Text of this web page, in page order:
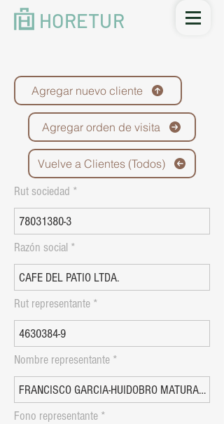
HORETUR
Agregar nuevo cliente
Agregar orden de visita
Vuelve a Clientes (Todos)
Rut sociedad
Razón social
Rut representante
Nombre representante
Fono representante